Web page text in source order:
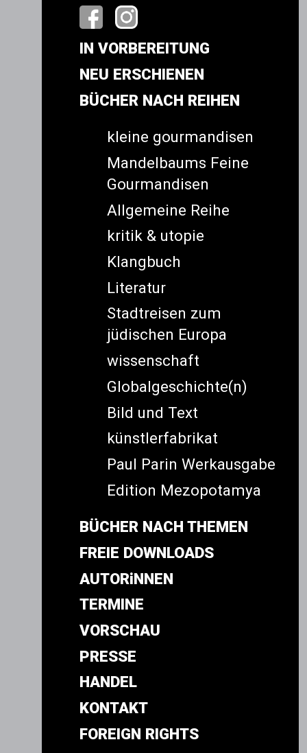
IN VORBEREITUNG
NEU ERSCHIENEN
BÜCHER NACH REIHEN
kleine gourmandisen
Mandelbaums Feine
Gourmandisen
Allgemeine Reihe
kritik & utopie
Klangbuch
Literatur
Stadtreisen zum
jüdischen Europa
wissenschaft
Globalgeschichte(n)
Bild und Text
künstlerfabrikat
Paul Parin Werkausgabe
Edition Mezopotamya
BÜCHER NACH THEMEN
FREIE DOWNLOADS
AUTORiNNEN
TERMINE
VORSCHAU
PRESSE
HANDEL
KONTAKT
FOREIGN RIGHTS